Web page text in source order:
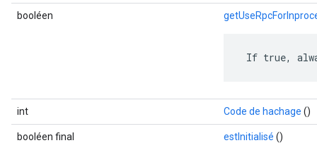
booléen
If true,
int Code de hachage ()
booléen final estInitialisé ()